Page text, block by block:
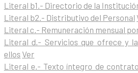
Literal b1.- Directorio de la
Literal b2.- Distributivo del Personal
Literal c.- Remuneración mensual
Literal d.- Servicios que ofrece y
ellos Ver
Literal e.- Texto íntegro de